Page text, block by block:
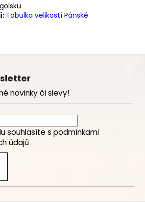
Tabulka velikostí Pánské
novinky či slevy!
souhlasíte s podmínkami
údajů